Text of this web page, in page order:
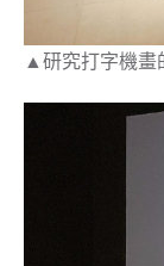
▲研究打字機畫